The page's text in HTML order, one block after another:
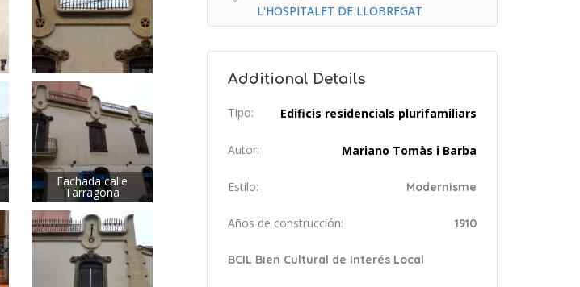
Fachada calle
Tarragona
L'HOSPITALET DE LLOBREGAT
Additional Details
Tipo: Edificis residencials plurifamiliars
Autor: Mariano Tomàs i Barba
Estilo: Modernisme
Años de construcción: 1910
BCIL Bien Cultural de Interés Local